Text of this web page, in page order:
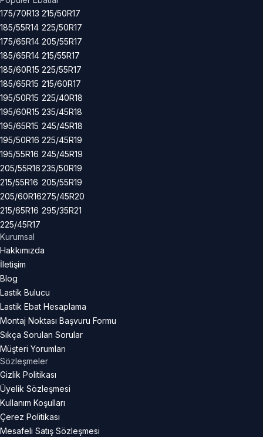
175/70R13
185/55R14
175/65R14
185/65R14
185/60R15
185/65R15
195/50R15
195/60R15
195/65R15
195/50R16
195/55R16
205/55R16
215/55R16
205/60R16
215/65R16
225/45R17
215/50R17
225/50R17
205/55R17
215/55R17
225/55R17
215/60R17
225/40R18
235/45R18
245/45R18
225/45R19
245/45R19
235/50R19
205/55R19
275/45R20
295/35R21
Kurumsal
Hakkımızda
İletişim
Blog
Lastik Bulucu
Lastik Ebat Hesaplama
Montaj Noktası Başvuru Formu
Sıkça Sorulan Sorular
Müşteri Yorumları
Sözleşmeler
Gizlik Politikası
Üyelik Sözleşmesi
Kullanım Koşulları
Çerez Politikası
Mesafeli Satış Sözleşmesi